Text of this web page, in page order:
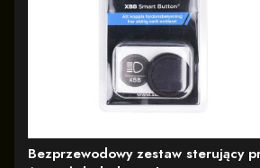
Bezprzewodowy zestaw sterujący